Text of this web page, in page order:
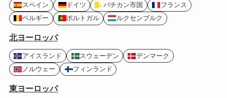
スペイン
ドイツ バチカン市国
フランス
ベルギー
ポルトガル ルクセンブルク
北ヨーロッパ
アイスランド スウェーデン
デンマーク
ノルウェー
フィンランド
東ヨーロッパ